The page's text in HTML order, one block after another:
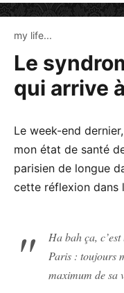
my life...
Le
qui arrive
Le week-end
mon état de santé
parisien de longue
cette réflexion dans
Ha bah ça,
Paris : toujours
maximum de sa